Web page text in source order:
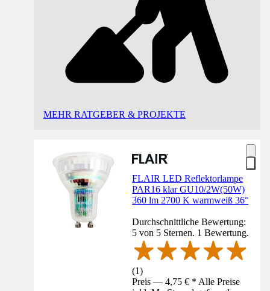
MEHR RATGEBER & PROJEKTE
FLAIR LED Reflektorlampe
PAR16 klar GU10/2W(50W)
360 lm 2700 K warmweiß 36°
Durchschnittliche Bewertung:
5 von 5 Sternen. 1 Bewertung.
(1)
Preis — 4,75 € * Alle Preise